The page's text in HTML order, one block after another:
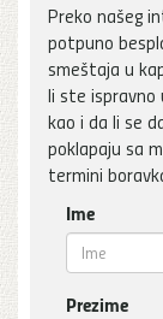
Preko našeg
potpuno
smeštaja u
li ste
kao i da li se
poklapaju sa
termini
Ime
Prezime